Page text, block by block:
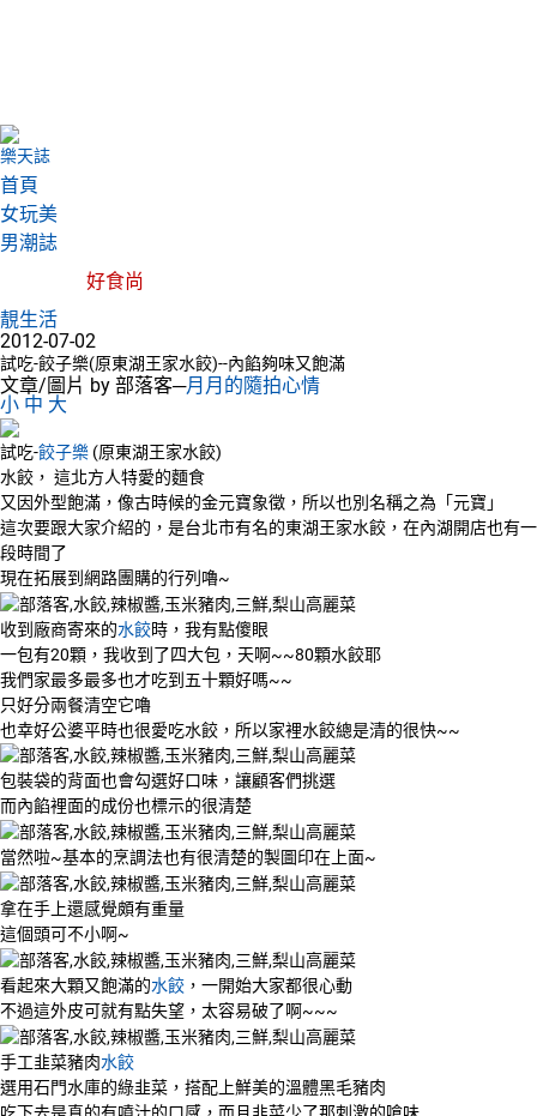
樂天誌
首頁
女玩美
男潮誌
好食尚
靚生活
2012-07-02
試吃-餃子樂(原東湖王家水餃)--內餡夠味又飽滿
文章/圖片 by 部落客─月月的隨拍心情
小 中 大
試吃-餃子樂 (原東湖王家水餃)
水餃， 這北方人特愛的麵食
又因外型飽滿，像古時候的金元寶象徵，所以也別名稱之為「元寶」
這次要跟大家介紹的，是台北市有名的東湖王家水餃，在內湖開店也有一
段時間了
現在拓展到網路團購的行列嚕~
收到廠商寄來的水餃時，我有點傻眼
一包有20顆，我收到了四大包，天啊~~80顆水餃耶
我們家最多最多也才吃到五十顆好嗎~~
只好分兩餐清空它嚕
也幸好公婆平時也很愛吃水餃，所以家裡水餃總是清的很快~~
包裝袋的背面也會勾選好口味，讓顧客們挑選
而內餡裡面的成份也標示的很清楚
當然啦~基本的烹調法也有很清楚的製圖印在上面~
拿在手上還感覺頗有重量
這個頭可不小啊~
看起來大顆又飽滿的水餃 ，一開始大家都很心動
不過這外皮可就有點失望，太容易破了啊~~~
手工韭菜豬肉水餃
選用石門水庫的綠韭菜，搭配上鮮美的溫體黑毛豬肉
吃下去是真的有噴汁的口感，而且韭菜少了那刺激的嗆味